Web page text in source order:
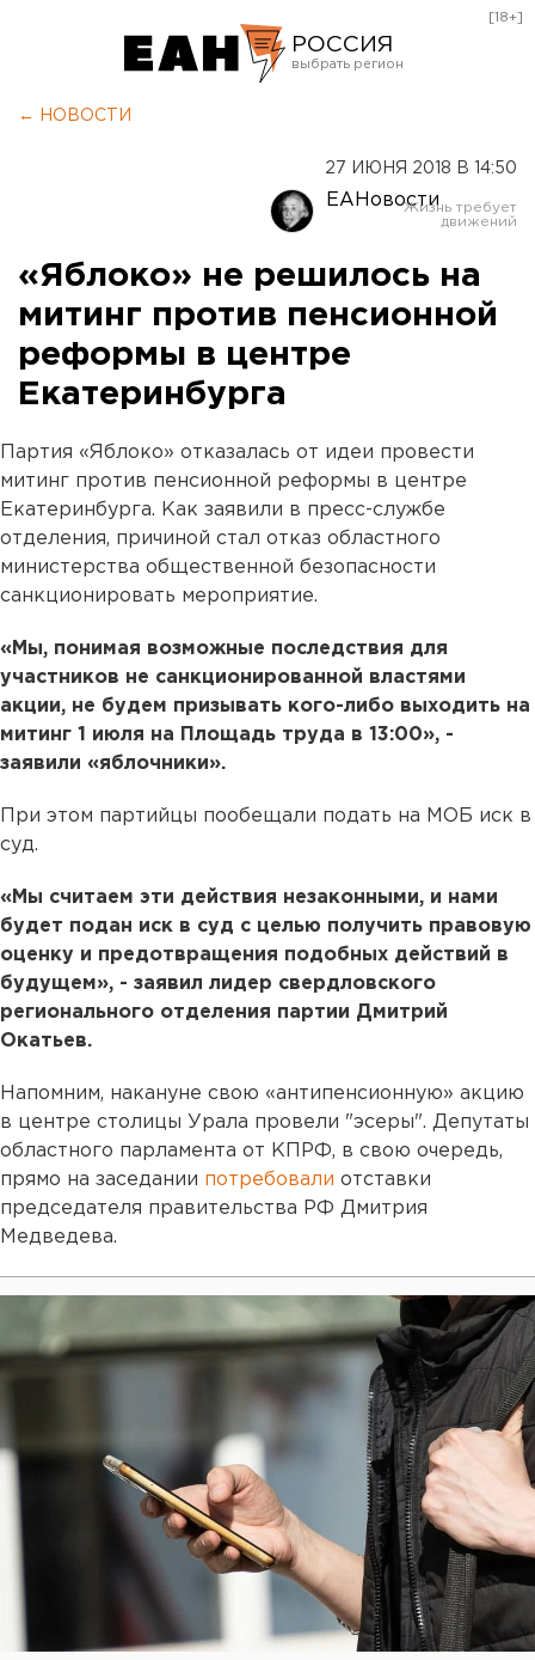
РОССИЯ
Оренбург
[18+]
← НОВОСТИ
27 ИЮНЯ 2018 В 14:50
ЕАНовости
«Яблоко» не решилось на
митинг против пенсионной
реформы в центре
Екатеринбурга
Партия «Яблоко» отказалась от идеи провести
митинг против пенсионной реформы в центре
Екатеринбурга. Как заявили в пресс-службе
отделения, причиной стал отказ областного
министерства общественной безопасности
санкционировать мероприятие.
«Мы, понимая возможные последствия для
участников не санкционированной властями
акции, не будем призывать кого-либо выходить на
митинг 1 июля на Площадь труда в 13:00», -
заявили «яблочники».
При этом партийцы пообещали подать на МОБ иск в
суд.
«Мы считаем эти действия незаконными, и нами
будет подан иск в суд с целью получить правовую
оценку и предотвращения подобных действий в
будущем», - заявил лидер свердловского
регионального отделения партии Дмитрий
Окатьев.
Напомним, накануне свою «антипенсионную» акцию
в центре столицы Урала провели "эсеры". Депутаты
областного парламента от КПРФ, в свою очередь,
прямо на заседании потребовали отставки
председателя правительства РФ Дмитрия
Медведева.